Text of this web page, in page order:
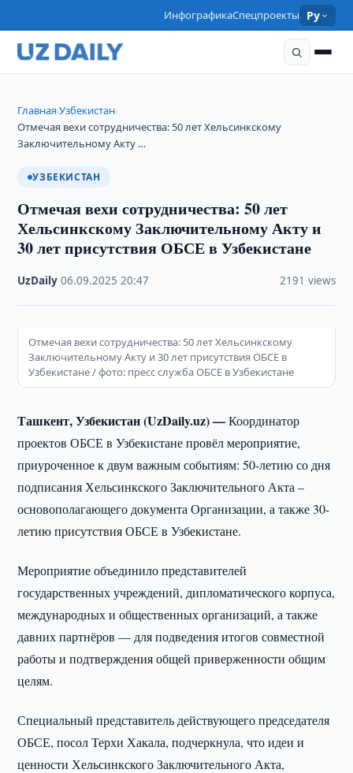
ИнфографикаСпецпроекты Ру
Главная›Узбекистан›
Отмечая вехи сотрудничества: 50 лет Хельсинкскому
Заключительному Акту …
УЗБЕКИСТАН
Отмечая вехи сотрудничества: 50 лет
Хельсинкскому Заключительному Акту и
30 лет присутствия ОБСЕ в Узбекистане
UzDaily ·06.09.2025 ·20:47 2191 views
Отмечая вехи сотрудничества: 50 лет Хельсинкскому
Заключительному Акту и 30 лет присутствия ОБСЕ в
Узбекистане / фото: пресс служба ОБСЕ в Узбекистане
Ташкент, Узбекистан (UzDaily.uz) —Координатор
проектов ОБСЕ в Узбекистане провёл мероприятие,
приуроченное к двум важным событиям: 50-летию со дня
подписания Хельсинкского Заключительного Акта –
основополагающего документа Организации, а также 30-
летию присутствия ОБСЕ в Узбекистане.
Мероприятие объединило представителей
государственных учреждений, дипломатического корпуса,
международных и общественных организаций, а также
давних партнёров — для подведения итогов совместной
работы и подтверждения общей приверженности общим
целям.
Специальный представитель действующего председателя
ОБСЕ, посол Терхи Хакала, подчеркнула, что идеи и
ценности Хельсинкского Заключительного Акта,